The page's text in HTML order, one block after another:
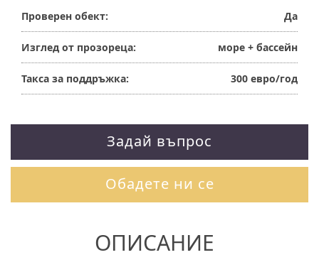
Проверен обект: Да
Изглед от прозореца: море + бассейн
Такса за поддръжка: 300 евро/год
Задай въпрос
Обадете ни се
ОПИСАНИЕ